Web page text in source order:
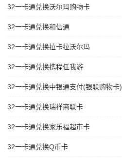
32一卡通兑换沃尔玛购物卡
32一卡通兑换和信通
32一卡通兑换拉卡拉沃尔玛
32一卡通兑换携程任我游
32一卡通兑换中银通支付(银联购物卡)
32一卡通兑换瑞祥商联卡
32一卡通兑换家乐福超市卡
32一卡通兑换Q币卡